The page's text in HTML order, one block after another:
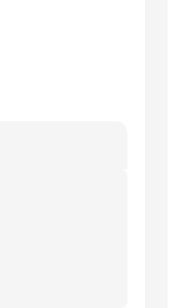
ekstra
Plass til